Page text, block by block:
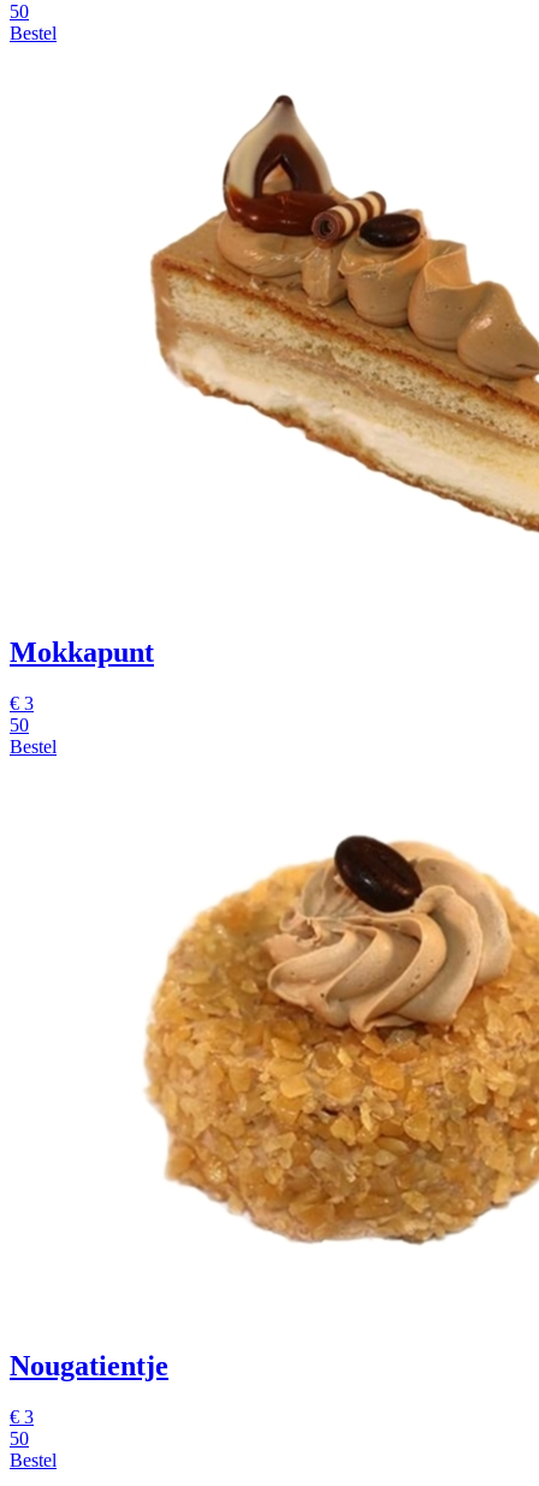
50
Bestel
Mokkapunt
€ 3
50
Bestel
Nougatientje
€ 3
50
Bestel